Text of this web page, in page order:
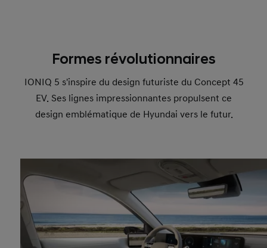
Formes révolutionnaires
IONIQ 5 s'inspire du design futuriste du Concept 45
EV. Ses lignes impressionnantes propulsent ce
design emblématique de Hyundai vers le futur.